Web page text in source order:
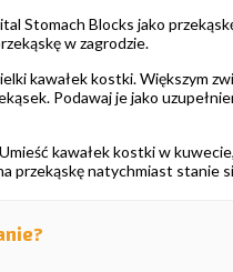
Stomach Blocks jako
w zagrodzie.
kawałek kostki. Większym
Podawaj je jako
kawałek kostki w
przekąskę natychmiast stanie